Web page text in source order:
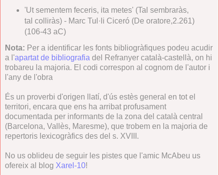
'Ut sementem feceris, ita metes' (Tal sembraràs,
tal colliràs) - Marc Tul·li Ciceró (De oratore,2.261)
(106-43 aC)
Nota: Per a identificar les fonts bibliogràfiques podeu acudir
a l'apartat de bibliografia del Refranyer català-castellà, on hi
trobareu la majoria. El codi correspon al cognom de l'autor i
l'any de l'obra
És un proverbi d'origen llatí, d'ús estès general en tot el
territori, encara que ens ha arribat profusament
documentada per informants de la zona del català central
(Barcelona, Vallès, Maresme), que trobem en la majoria de
repertoris lexicogràfics des del s. XVIII.
No us oblideu de seguir les pistes que l'amic McAbeu us
ofereix al blog Xarel-10!